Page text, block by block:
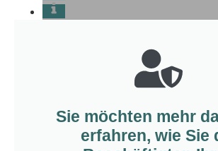
Sie möchten mehr
erfahren, wie Sie